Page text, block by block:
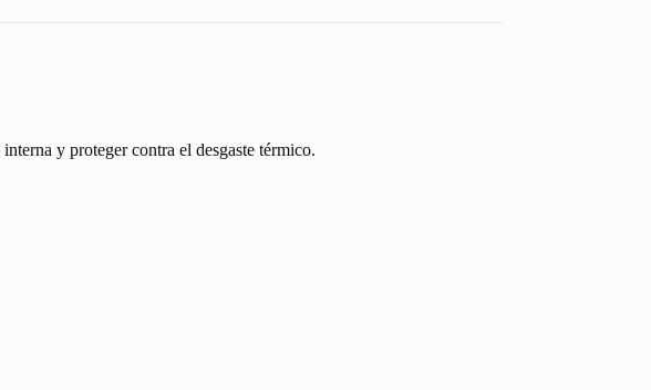
y proteger contra el desgaste térmico.